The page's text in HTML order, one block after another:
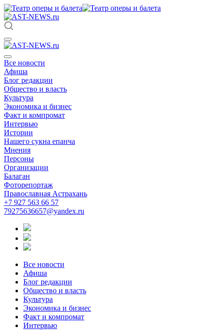
Все новости
Афиша
Блог редакции
Общество и власть
Культура
Экономика и бизнес
Факт и компромат
Интервью
Истории
Нашего сукна епанча
Мнения
Персоны
Организации
Балаган
Фоторепортаж
Православная Астрахань
+7 927 563 66 57
79275636657@yandex.ru
Все новости
Афиша
Блог редакции
Общество и власть
Культура
Экономика и бизнес
Факт и компромат
Интервью